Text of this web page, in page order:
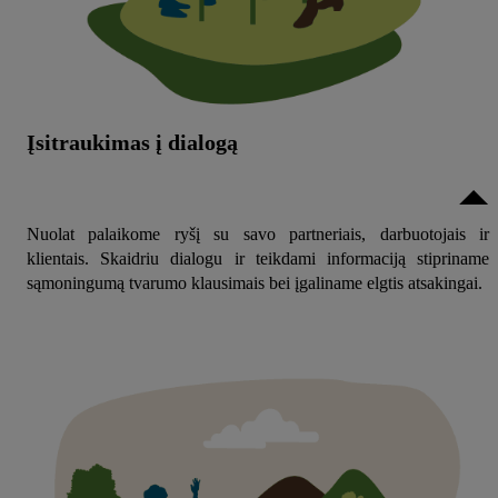
Įsitraukimas į dialogą
Nuolat palaikome ryšį su savo partneriais, darbuotojais ir
klientais. Skaidriu dialogu ir teikdami informaciją stipriname
sąmoningumą tvarumo klausimais bei įgaliname elgtis atsakingai.